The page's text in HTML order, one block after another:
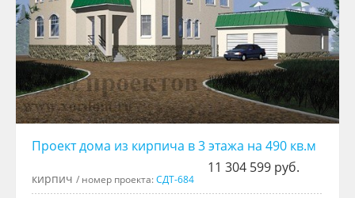
Проект дома из кирпича в 3 этажа на 490 кв.м
11 304 599 руб.
кирпич / номер проекта:СДТ-684